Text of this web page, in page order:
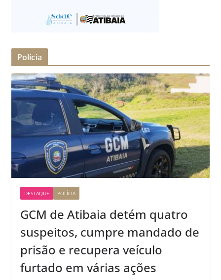
Polícia
DESTAQUE POLÍCIA
GCM de Atibaia detém quatro
suspeitos, cumpre mandado de
prisão e recupera veículo
furtado em várias ações